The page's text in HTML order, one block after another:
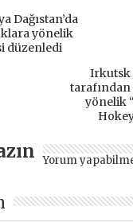
Dağıstan’da
yönelik
düzenledi
Irkutsk
yönelik
Yorum